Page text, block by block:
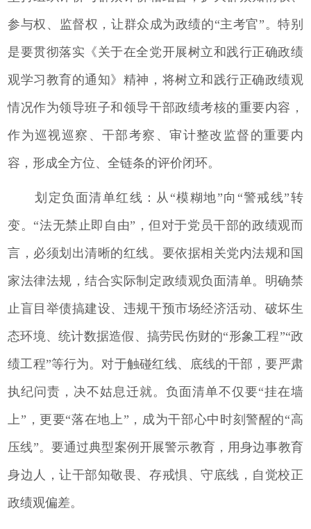
参与权、监督权，让群众成为政绩的“主考官”。特别
是要贯彻落实《关于在全党开展树立和践行正确政绩
观学习教育的通知》精神，将树立和践行正确政绩观
情况作为领导班子和领导干部政绩考核的重要内容，
作为巡视巡察、干部考察、审计整改监督的重要内
容，形成全方位、全链条的评价闭环。
划定负面清单红线：从“模糊地”向“警戒线”转
变。“法无禁止即自由”，但对于党员干部的政绩观而
言，必须划出清晰的红线。要依据相关党内法规和国
家法律法规，结合实际制定政绩观负面清单。明确禁
止盲目举债搞建设、违规干预市场经济活动、破坏生
态环境、统计数据造假、搞劳民伤财的“形象工程”“政
绩工程”等行为。对于触碰红线、底线的干部，要严肃
执纪问责，决不姑息迁就。负面清单不仅要“挂在墙
上”，更要“落在地上”，成为干部心中时刻警醒的“高
压线”。要通过典型案例开展警示教育，用身边事教育
身边人，让干部知敬畏、存戒惧、守底线，自觉校正
政绩观偏差。